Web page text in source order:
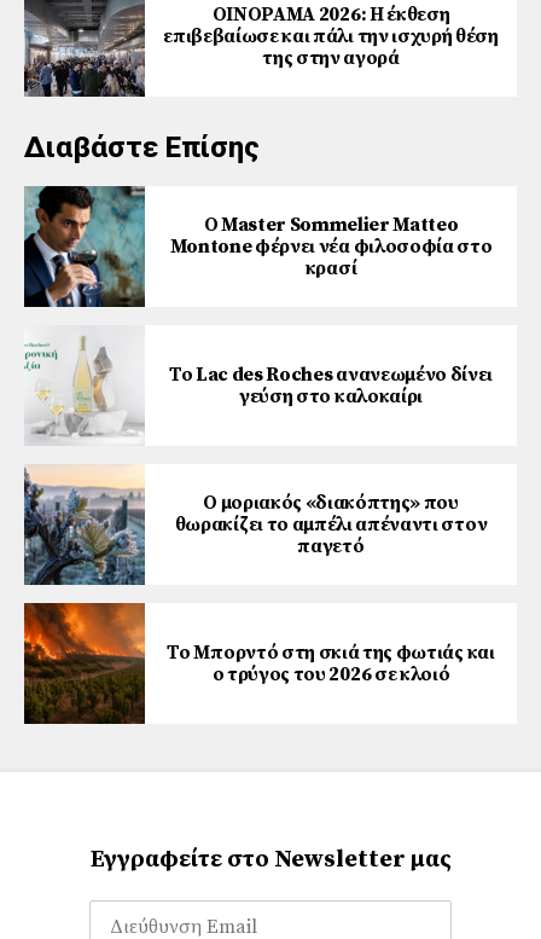
ΟΙΝΟΡΑΜΑ 2026: Η έκθεση
επιβεβαίωσε και πάλι την ισχυρή θέση
της στην αγορά
Διαβάστε Επίσης
Ο Master Sommelier Matteo
Montone φέρνει νέα φιλοσοφία στο
κρασί
Το Lac des Roches ανανεωμένο δίνει
γεύση στο καλοκαίρι
Ο μοριακός «διακόπτης» που
θωρακίζει το αμπέλι απέναντι στον
παγετό
Το Μπορντό στη σκιά της φωτιάς και
ο τρύγος του 2026 σε κλοιό
Εγγραφείτε στο Newsletter μας